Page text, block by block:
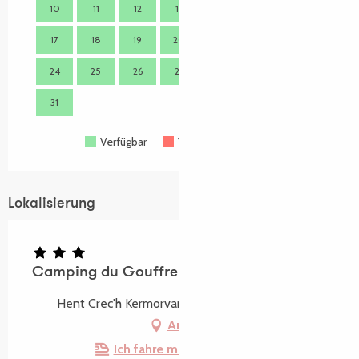
10 11 12 13
17 18 19 20
24 25 26 27
31
Verfügbar Voll belegt
Lokalisierung
Camping du Gouffre
Hent Crec'h Kermorvan, 22820 Plougrescant
Anfahrt
Ich fahre mit dem Zug hin!